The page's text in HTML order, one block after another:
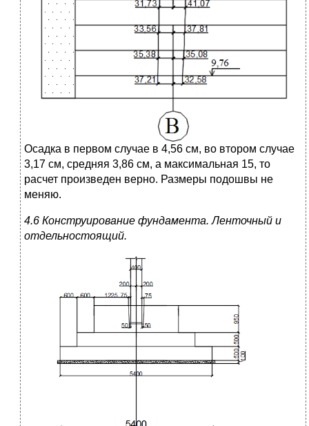
Осадка в первом случае в 4,56 см, во втором случае
3,17 см, средняя 3,86 см, а максимальная 15, то
расчет произведен верно. Размеры подошвы не
меняю.
4.6 Конструирование фундамента. Ленточный и
отдельностоящий.